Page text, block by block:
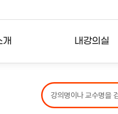
내강의실
강의리스트
수강확인증강의